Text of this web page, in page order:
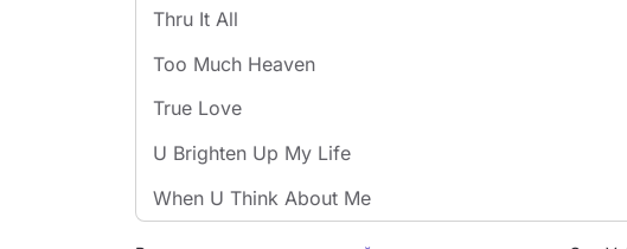
Thru It All
Too Much Heaven
True Love
U Brighten Up My Life
When U Think About Me